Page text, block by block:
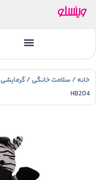
خانه/ سلامت خانگی/گرمایشی
HB204